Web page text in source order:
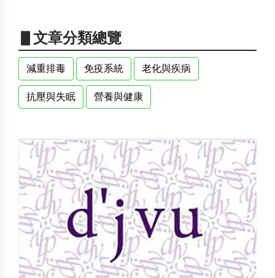
▋文章分類總覽
減重排毒 免疫系統 老化與疾病
抗壓與失眠 營養與健康